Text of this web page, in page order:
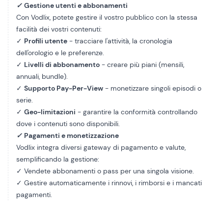
✓ Gestione utenti e abbonamenti
Con Vodlix, potete gestire il vostro pubblico con la stessa
facilità dei vostri contenuti:
✓ Profili utente - tracciare l'attività, la cronologia
dell'orologio e le preferenze.
✓ Livelli di abbonamento - creare più piani (mensili,
annuali, bundle).
✓ Supporto Pay-Per-View - monetizzare singoli episodi o
serie.
✓ Geo-limitazioni - garantire la conformità controllando
dove i contenuti sono disponibili.
✓ Pagamenti e monetizzazione
Vodlix integra diversi gateway di pagamento e valute,
semplificando la gestione:
✓ Vendete abbonamenti o pass per una singola visione.
✓ Gestire automaticamente i rinnovi, i rimborsi e i mancati
pagamenti.